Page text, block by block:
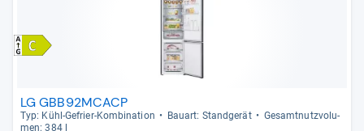
LG GBB92MCACP
Typ: Kühl-​Gefrier-​Kom­bi­na­tion Bau­art: Stand­ge­rät
Gesamt­nutz­vo­lu­
men: 384 l